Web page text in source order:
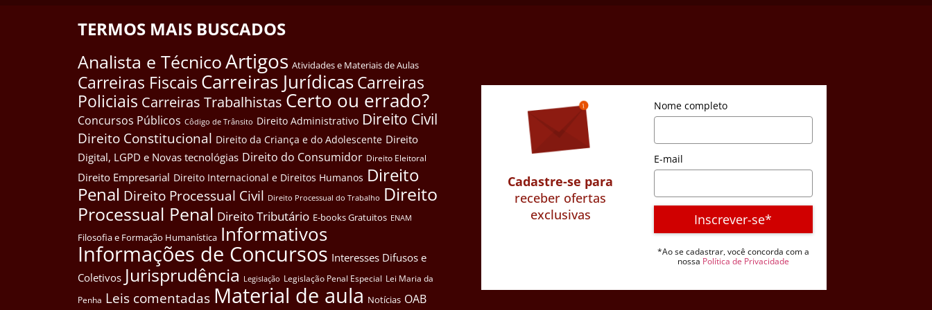
TERMOS MAIS BUSCADOS
Analista e TécnicoArtigos Atividades e Materiais de Aulas
Carreiras Fiscais Carreiras JurídicasCarreiras
Policiais Carreiras Trabalhistas Certo ou errado?
Concursos Públicos Côdigo de Trânsito Direito Administrativo Direito Civil
Direito Constitucional Direito da Criança e do Adolescente Direito
Digital, LGPD e Novas tecnológias Direito do Consumidor Direito Eleitoral
Direito Empresarial Direito Internacional e Direitos Humanos Direito
Penal Direito Processual Civil Direito Processual do Trabalho Direito
Processual Penal Direito Tributário E-books Gratuitos ENAM
Filosofia e Formação Humanística Informativos
Informações de Concursos Interesses Difusos e
Coletivos Jurisprudência Legislação Legislação Penal Especial Lei Maria da
Penha Leis comentadas Material de aula Notícias OAB
Cadastre-se para
receber ofertas
exclusivas
Nome completo
E-mail
Inscrever-se*
*Ao se cadastrar, você concorda com a
nossa Política de Privacidade